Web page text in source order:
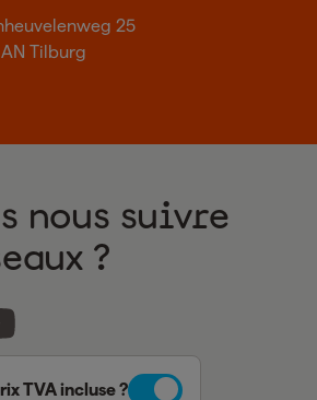
25
Tilburg
nous suivre
?
TVA incluse ?